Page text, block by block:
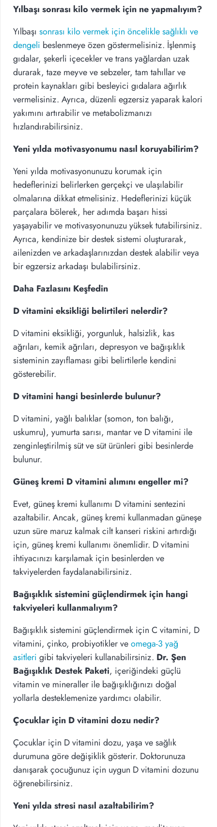
Yılbaşı sonrası kilo vermek için ne yapmalıyım?
Yılbaşı sonrası kilo vermek için öncelikle sağlıklı ve
dengeli beslenmeye özen göstermelisiniz. İşlenmiş
gıdalar, şekerli içecekler ve trans yağlardan uzak
durarak, taze meyve ve sebzeler, tam tahıllar ve
protein kaynakları gibi besleyici gıdalara ağırlık
vermelisiniz. Ayrıca, düzenli egzersiz yaparak kalori
yakımını artırabilir ve metabolizmanızı
hızlandırabilirsiniz.
Yeni yılda motivasyonumu nasıl koruyabilirim?
Yeni yılda motivasyonunuzu korumak için
hedeflerinizi belirlerken gerçekçi ve ulaşılabilir
olmalarına dikkat etmelisiniz. Hedeflerinizi küçük
parçalara bölerek, her adımda başarı hissi
yaşayabilir ve motivasyonunuzu yüksek tutabilirsiniz.
Ayrıca, kendinize bir destek sistemi oluşturarak,
ailenizden ve arkadaşlarınızdan destek alabilir veya
bir egzersiz arkadaşı bulabilirsiniz.
Daha Fazlasını Keşfedin
D vitamini eksikliği belirtileri nelerdir?
D vitamini eksikliği, yorgunluk, halsizlik, kas
ağrıları, kemik ağrıları, depresyon ve bağışıklık
sisteminin zayıflaması gibi belirtilerle kendini
gösterebilir.
D vitamini hangi besinlerde bulunur?
D vitamini, yağlı balıklar (somon, ton balığı,
uskumru), yumurta sarısı, mantar ve D vitamini ile
zenginleştirilmiş süt ve süt ürünleri gibi besinlerde
bulunur.
Güneş kremi D vitamini alımını engeller mi?
Evet, güneş kremi kullanımı D vitamini sentezini
azaltabilir. Ancak, güneş kremi kullanmadan güneşe
uzun süre maruz kalmak cilt kanseri riskini artırdığı
için, güneş kremi kullanımı önemlidir. D vitamini
ihtiyacınızı karşılamak için besinlerden ve
takviyelerden faydalanabilirsiniz.
Bağışıklık sistemini güçlendirmek için hangi
takviyeleri kullanmalıyım?
Bağışıklık sistemini güçlendirmek için C vitamini, D
vitamini, çinko, probiyotikler veomega-3 yağ
asitleri gibi takviyeleri kullanabilirsiniz. Dr. Şen
Bağışıklık Destek Paketi, içeriğindeki güçlü
vitamin ve mineraller ile bağışıklığınızı doğal
yollarla desteklemenize yardımcı olabilir.
Çocuklar için D vitamini dozu nedir?
Çocuklar için D vitamini dozu, yaşa ve sağlık
durumuna göre değişiklik gösterir. Doktorunuza
danışarak çocuğunuz için uygun D vitamini dozunu
öğrenebilirsiniz.
Yeni yılda stresi nasıl azaltabilirim?